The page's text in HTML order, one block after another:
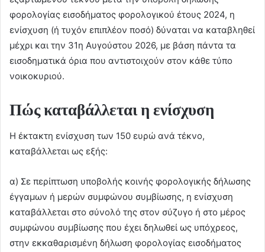
φορολογίας εισοδήματος φορολογικού έτους 2024, η
ενίσχυση (ή τυχόν επιπλέον ποσό) δύναται να καταβληθεί
μέχρι και την 31η Αυγούστου 2026, με βάση πάντα τα
εισοδηματικά όρια που αντιστοιχούν στον κάθε τύπο
νοικοκυριού.
Πώς καταβάλλεται η ενίσχυση
Η έκτακτη ενίσχυση των 150 ευρώ ανά τέκνο,
καταβάλλεται ως εξής:
α) Σε περίπτωση υποβολής κοινής φορολογικής δήλωσης
έγγαμων ή μερών συμφώνου συμβίωσης, η ενίσχυση
καταβάλλεται στο σύνολό της στον σύζυγο ή στο μέρος
συμφώνου συμβίωσης που έχει δηλωθεί ως υπόχρεος,
στην εκκαθαρισμένη δήλωση φορολογίας εισοδήματος